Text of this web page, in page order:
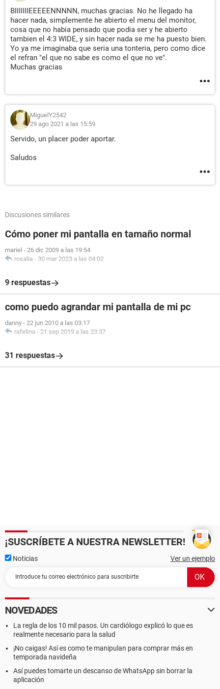
BIIIIIIIEEEEENNNNN, muchas gracias. No he llegado ha
hacer nada, simplemente he abierto el menu del monitor,
cosa que no habia pensado que podia ser y he abierto
tambien el 4:3 WIDE, y sin hacer nada se me ha puesto bien.
Yo ya me imaginaba que seria una tonteria, pero como dice
el refran "el que no sabe es como el que no ve".
Muchas gracias
MiguelY2542
29 ago 2021 a las 15:59
Servido, un placer poder aportar.
Saludos
Discusiones similares
Cómo poner mi pantalla en tamaño normal
mariel - 26 dic 2009 a las 19:54
rosalia - 30 mar 2023 a las 04:02
9 respuestas
como puedo agrandar mi pantalla de mi pc
danny - 22 jun 2010 a las 03:17
rafelina - 21 sep 2019 a las 23:37
31 respuestas
¡SUSCRÍBETE A NUESTRA NEWSLETTER!
Noticias Ver un ejemplo
NOVEDADES
La regla de los 10 mil pasos. Un cardiólogo explicó lo que es
realmente necesario para la salud
¡No caigas! Así es como te manipulan para comprar más en
temporada navideña
Así puedes tomarte un descanso de WhatsApp sin borrar la
aplicación